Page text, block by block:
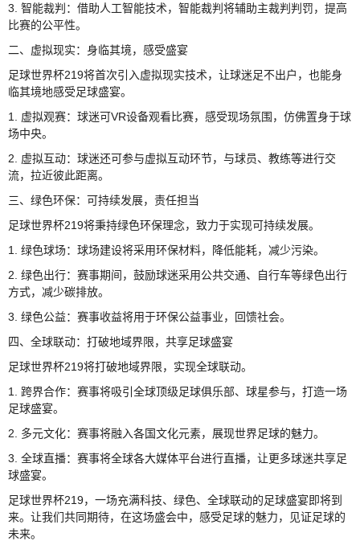
3. 智能裁判：借助人工智能技术，智能裁判将辅助主裁判判罚，提高
比赛的公平性。
二、虚拟现实：身临其境，感受盛宴
足球世界杯219将首次引入虚拟现实技术，让球迷足不出户，也能身
临其境地感受足球盛宴。
1. 虚拟观赛：球迷可VR设备观看比赛，感受现场氛围，仿佛置身于球
场中央。
2. 虚拟互动：球迷还可参与虚拟互动环节，与球员、教练等进行交
流，拉近彼此距离。
三、绿色环保：可持续发展，责任担当
足球世界杯219将秉持绿色环保理念，致力于实现可持续发展。
1. 绿色球场：球场建设将采用环保材料，降低能耗，减少污染。
2. 绿色出行：赛事期间，鼓励球迷采用公共交通、自行车等绿色出行
方式，减少碳排放。
3. 绿色公益：赛事收益将用于环保公益事业，回馈社会。
四、全球联动：打破地域界限，共享足球盛宴
足球世界杯219将打破地域界限，实现全球联动。
1. 跨界合作：赛事将吸引全球顶级足球俱乐部、球星参与，打造一场
足球盛宴。
2. 多元文化：赛事将融入各国文化元素，展现世界足球的魅力。
3. 全球直播：赛事将全球各大媒体平台进行直播，让更多球迷共享足
球盛宴。
足球世界杯219，一场充满科技、绿色、全球联动的足球盛宴即将到
来。让我们共同期待，在这场盛会中，感受足球的魅力，见证足球的
未来。